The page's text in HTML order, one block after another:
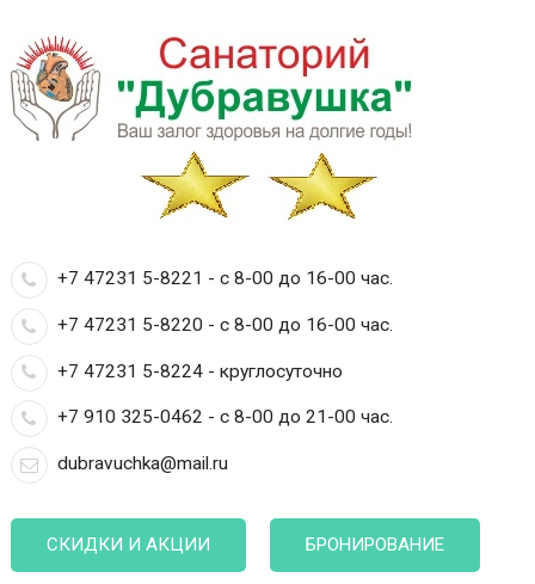
+7 47231 5-8221 - с 8-00 до 16-00 час.
+7 47231 5-8220 - с 8-00 до 16-00 час.
+7 47231 5-8224 - круглосуточно
+7 910 325-0462 - с 8-00 до 21-00 час.
dubravuchka@mail.ru
СКИДКИ И АКЦИИ БРОНИРОВАНИЕ